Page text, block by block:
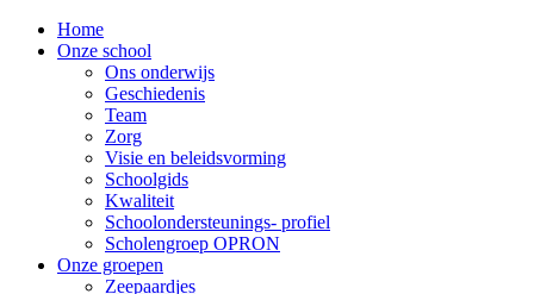
Home
Onze school
Ons onderwijs
Geschiedenis
Team
Zorg
Visie en beleidsvorming
Schoolgids
Kwaliteit
Schoolondersteunings- profiel
Scholengroep OPRON
Onze groepen
Zeepaardjes